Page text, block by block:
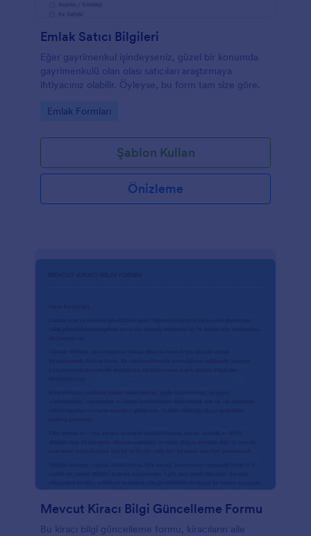
Emlak Satıcı Bilgileri
Eğer gayrimenkul işindeyseniz, güzel bir konumda
gayrimenkulü olan olası satıcıları araştırmaya
ihtiyacınız olabilir. Öyleyse, bu form tam size göre.
Go to Category:
Emlak Formları
Şablon Kullan
Önizleme
Mevcut Kiracı Bilgi Güncelleme Formu
Bu kiracı bilgi güncelleme formu, kiracıların aile